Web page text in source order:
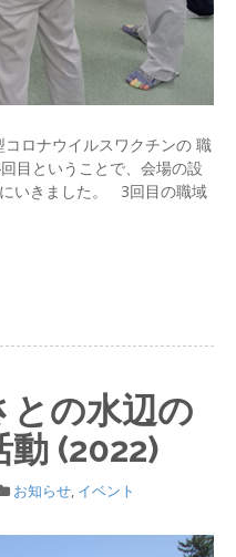
ロナウイルスワクチンの 職
目ということで、会場の設
いきました。 3回目の職域
との水辺の
動 (2022)
お知らせ, イベント